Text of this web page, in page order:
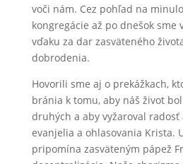
voči nám. Cez pohľad na
kongregácie až po dnešok sme
vďaku za dar zasväteného
dobrodenia.
Hovorili sme aj o prekážkach,
bránia k tomu, aby náš život
druhých a aby vyžaroval
evanjelia a ohlasovania Krista.
pripomína zasväteným pápež